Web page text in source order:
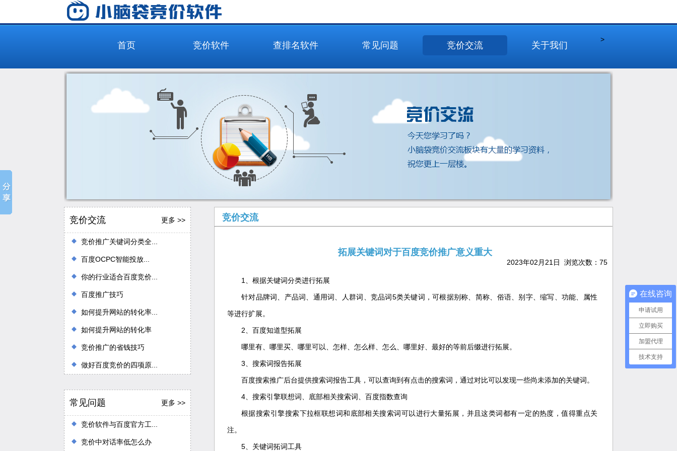
首页 竞价软件 查排名软件
>
常见问题 竞价交流 关于我们
竞价交流 更多 >>
竞价推广关键词分类全...
百度OCPC智能投放...
你的行业适合百度竞价...
百度推广技巧
如何提升网站的转化率...
如何提升网站的转化率
竞价推广的省钱技巧
做好百度竞价的四项原...
常见问题 更多 >>
竞价软件与百度官方工...
竞价中对话率低怎么办
竞价交流
拓展关键词对于百度竞价推广意义重大
2023年02月21日 浏览次数： 75
1、根据关键词分类进行拓展
针对品牌词、产品词、通用词、人群词、竞品词5类关键词，可根据别称、简称、俗语、别字、缩写、功能、属性
等进行扩展。
2、百度知道型拓展
哪里有、哪里买、哪里可以、怎样、怎么样、怎么、哪里好、最好的等前后缀进行拓展。
3、搜索词报告拓展
百度搜索推广后台提供搜索词报告工具，可以查询到有点击的搜索词，通过对比可以发现一些尚未添加的关键词。
4、搜索引擎联想词、底部相关搜索词、百度指数查询
根据搜索引擎搜索下拉框联想词和底部相关搜索词可以进行大量拓展，并且这类词都有一定的热度，值得重点关
注。
5、关键词拓词工具
在线咨询
申请试用
立即购买
加盟代理
技术支持